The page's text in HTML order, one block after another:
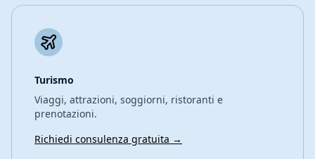
Turismo
Viaggi, attrazioni, soggiorni, ristoranti e
prenotazioni.
Richiedi consulenza gratuita →